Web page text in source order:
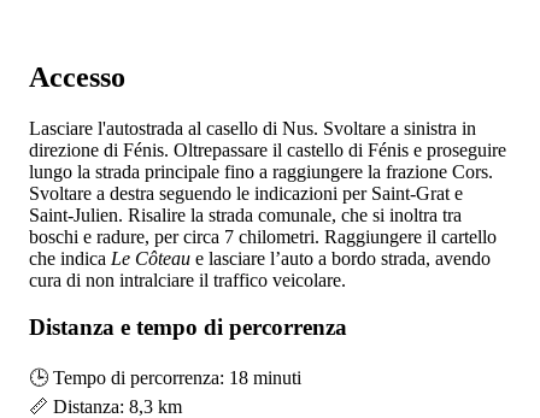
Accesso
Lasciare l'autostrada al casello di Nus. Svoltare a sinistra in
direzione di Fénis. Oltrepassare il castello di Fénis e proseguire
lungo la strada principale fino a raggiungere la frazione Cors.
Svoltare a destra seguendo le indicazioni per Saint-Grat e
Saint-Julien. Risalire la strada comunale, che si inoltra tra
boschi e radure, per circa 7 chilometri. Raggiungere il cartello
che indica Le Côteau e lasciare l’auto a bordo strada, avendo
cura di non intralciare il traffico veicolare.
Distanza e tempo di percorrenza
🕒 Tempo di percorrenza: 18 minuti
📏 Distanza: 8,3 km